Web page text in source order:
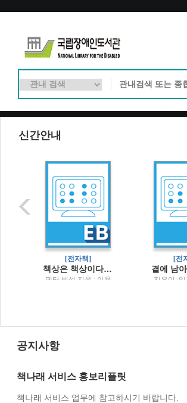
신간안내
[전자책]
책상은 책상이다기발한 상상력과 따스한 유머가 있는 페터 빅셀의 일곱 가지 이야기
페터 빅셀 지음 ; 이용
[전
지은이:
공지사항
책나래 서비스 홍보리플릿
책나래 서비스 업무에 참고하시기 바랍니다.